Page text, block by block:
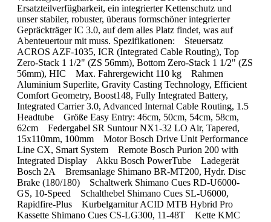
Ersatzteilverfügbarkeit, ein integrierter Kettenschutz und
unser stabiler, robuster, überaus formschöner integrierter
Gepräckträger IC 3.0, auf dem alles Platz findet, was auf
Abenteuertour mit muss. Spezifikationen: Steuersatz
ACROS AZF-1035, ICR (Integrated Cable Routing), Top
Zero-Stack 1 1/2" (ZS 56mm), Bottom Zero-Stack 1 1/2" (ZS
56mm), HIC Max. Fahrergewicht 110 kg Rahmen
Aluminium Superlite, Gravity Casting Technology, Efficient
Comfort Geometry, Boost148, Fully Integrated Battery,
Integrated Carrier 3.0, Advanced Internal Cable Routing, 1.5
Headtube Größe Easy Entry: 46cm, 50cm, 54cm, 58cm,
62cm Federgabel SR Suntour NX1-32 LO Air, Tapered,
15x110mm, 100mm Motor Bosch Drive Unit Performance
Line CX, Smart System Remote Bosch Purion 200 with
Integrated Display Akku Bosch PowerTube Ladegerät
Bosch 2A Bremsanlage Shimano BR-MT200, Hydr. Disc
Brake (180/180) Schaltwerk Shimano Cues RD-U6000-
GS, 10-Speed Schalthebel Shimano Cues SL-U6000,
Rapidfire-Plus Kurbelgarnitur ACID MTB Hybrid Pro
Kassette Shimano Cues CS-LG300, 11-48T Kette KMC